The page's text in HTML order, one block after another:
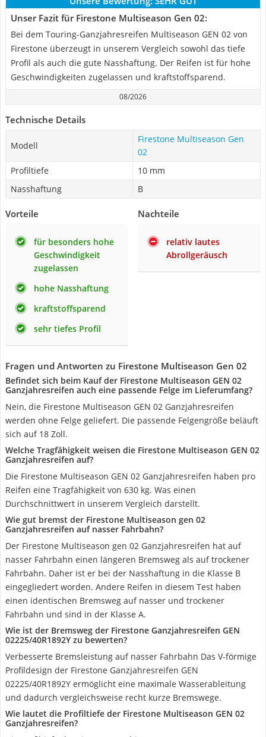
Unser Fazit für Firestone Multiseason Gen 02:
Bei dem Touring-Ganzjahresreifen Multiseason GEN 02 von
Firestone überzeugt in unserem Vergleich sowohl das tiefe
Profil als auch die gute Nasshaftung. Der Reifen ist für hohe
Geschwindigkeiten zugelassen und kraftstoffsparend.
08/2026
Technische Details
Modell
Firestone Multiseason Gen
02
Profiltiefe
10 mm
Nasshaftung
B
Vorteile
für besonders hohe
Geschwindigkeit
zugelassen
hohe Nasshaftung
kraftstoffsparend
sehr tiefes Profil
Nachteile
relativ lautes
Abrollgeräusch
Fragen und Antworten zu Firestone Multiseason Gen 02
Befindet sich beim Kauf der Firestone Multiseason GEN 02
Ganzjahresreifen auch eine passende Felge im Lieferumfang?
Nein, die Firestone Multiseason GEN 02 Ganzjahresreifen
werden ohne Felge geliefert. Die passende Felgengröße beläuft
sich auf 18 Zoll.
Welche Tragfähigkeit weisen die Firestone Multiseason GEN 02
Ganzjahresreifen auf?
Die Firestone Multiseason GEN 02 Ganzjahresreifen haben pro
Reifen eine Tragfähigkeit von 630 kg. Was einen
Durchschnittwert in unserem Vergleich darstellt.
Wie gut bremst der Firestone Multiseason gen 02
Ganzjahresreifen auf nasser Fahrbahn?
Der Firestone Multiseason gen 02 Ganzjahresreifen hat auf
nasser Fahrbahn einen längeren Bremsweg als auf trockener
Fahrbahn. Daher ist er bei der Nasshaftung in die Klasse B
eingegliedert worden. Andere Reifen in diesem Test haben
einen identischen Bremsweg auf nasser und trockener
Fahrbahn und sind in der Klasse A.
Wie ist der Bremsweg der Firestone Ganzjahresreifen GEN
02225/40R1892Y zu bewerten?
Verbesserte Bremsleistung auf nasser Fahrbahn Das V-förmige
Profildesign der Firestone Ganzjahresreifen GEN
02225/40R1892Y ermöglicht eine maximale Wasserableitung
und dadurch vergleichsweise recht kurze Bremswege.
Wie lautet die Profiltiefe der Firestone Multiseason GEN 02
Ganzjahresreifen?